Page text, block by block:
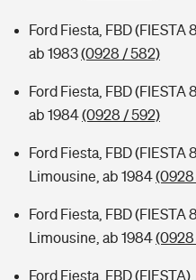
Ford Fiesta, FBD (FIESTA
ab 1983(0928 / 582)
Ford Fiesta, FBD (FIESTA
ab 1984(0928 / 592)
Ford Fiesta, FBD (FIESTA
Limousine, ab 1984(0928
Ford Fiesta, FBD (FIESTA
Limousine, ab 1984
Ford Fiesta, FBD